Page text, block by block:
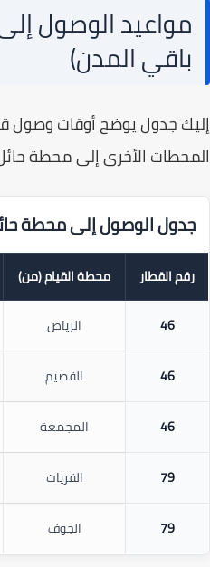
مواعيد الوصول
باقي المدن)
جدول يوضح أوقات وصول
الأخرى إلى محطة حائل.
الوصول إلى محطة
رقم القطار محطة القيام (من)
الرياض
القصيم
المجمعة
القريات
الجوف